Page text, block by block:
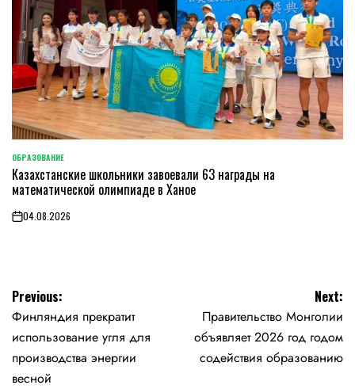
POSTED
IN
ОБРАЗОВАНИЕ
Казахстанские школьники завоевали 63 награды на
математической олимпиаде в Ханое
on04.08.2026
Навигация
по
записям
Previous:
Финляндия прекратит
использование угля для
производства энергии
весной
Next:
Правительство Монголии
объявляет 2026 год годом
содействия образованию